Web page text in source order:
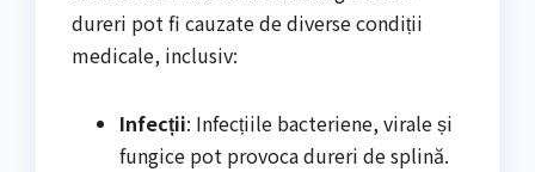
dureri pot fi cauzate de diverse condiții
medicale, inclusiv:
Infecții: Infecțiile bacteriene, virale și
fungice pot provoca dureri de splină.